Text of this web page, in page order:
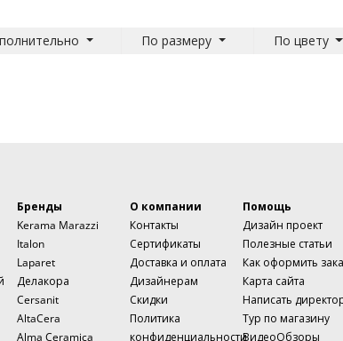
По размеру По цвету
Бренды
Kerama Marazzi
Italon
Laparet
Делакора
Cersanit
AltaCera
Alma Ceramica
О компании
Контакты
Сертификаты
Доставка и оплата
Дизайнерам
Скидки
Политика
конфиденциальности
Помощь
Дизайн проект
Полезные статьи
Как оформить
Карта сайта
Написать
Тур по магазину
ВидеоОбзоры